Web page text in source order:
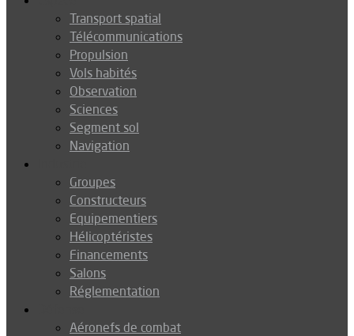
Transport spatial
Télécommunications
Propulsion
Vols habités
Observation
Sciences
Segment sol
Navigation
Groupes
Constructeurs
Equipementiers
Hélicoptéristes
Financements
Salons
Réglementation
Aéronefs de combat